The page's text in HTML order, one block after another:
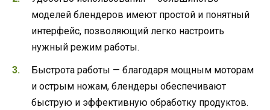
моделей блендеров имеют простой и понятный
интерфейс, позволяющий легко настроить
нужный режим работы.
Быстрота работы — благодаря мощным моторам
и острым ножам, блендеры обеспечивают
быструю и эффективную обработку продуктов.